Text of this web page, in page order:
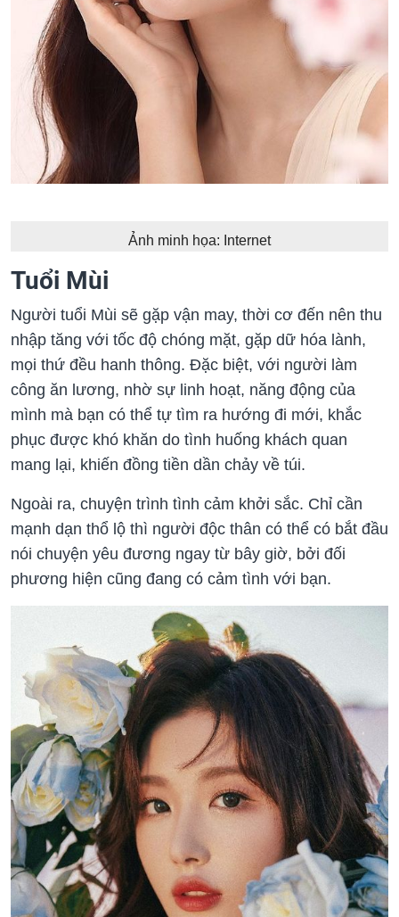
Ảnh minh họa: Internet
Tuổi Mùi
Người tuổi Mùi sẽ gặp vận may, thời cơ đến nên thu
nhập tăng với tốc độ chóng mặt, gặp dữ hóa lành,
mọi thứ đều hanh thông. Đặc biệt, với người làm
công ăn lương, nhờ sự linh hoạt, năng động của
mình mà bạn có thể tự tìm ra hướng đi mới, khắc
phục được khó khăn do tình huống khách quan
mang lại, khiến đồng tiền dần chảy về túi.
Ngoài ra, chuyện trình tình cảm khởi sắc. Chỉ cần
mạnh dạn thổ lộ thì người độc thân có thể có bắt đầu
nói chuyện yêu đương ngay từ bây giờ, bởi đối
phương hiện cũng đang có cảm tình với bạn.